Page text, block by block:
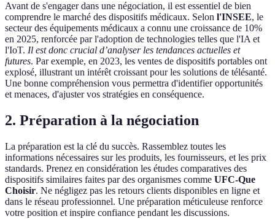
Avant de s'engager dans une négociation, il est essentiel de bien
comprendre le marché des dispositifs médicaux. Selon l'INSEE, le
secteur des équipements médicaux a connu une croissance de 10%
en 2025, renforcée par l'adoption de technologies telles que l'IA et
l'IoT. Il est donc crucial d’analyser les tendances actuelles et
futures. Par exemple, en 2023, les ventes de dispositifs portables ont
explosé, illustrant un intérêt croissant pour les solutions de télésanté.
Une bonne compréhension vous permettra d'identifier opportunités
et menaces, d'ajuster vos stratégies en conséquence.
2. Préparation à la négociation
La préparation est la clé du succès. Rassemblez toutes les
informations nécessaires sur les produits, les fournisseurs, et les prix
standards. Prenez en considération les études comparatives des
dispositifs similaires faites par des organismes comme UFC-Que
Choisir. Ne négligez pas les retours clients disponibles en ligne et
dans le réseau professionnel. Une préparation méticuleuse renforce
votre position et inspire confiance pendant les discussions.